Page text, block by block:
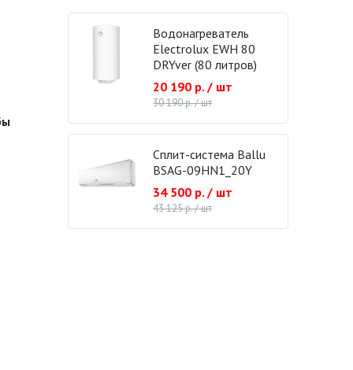
Водонагреватель
Electrolux EWH 80
DRYver (80 литров)
20 190 р. / шт
30 190 р. / шт
Сплит-система Ballu
BSAG-09HN1_20Y
34 500 р. / шт
43 125 р. / шт